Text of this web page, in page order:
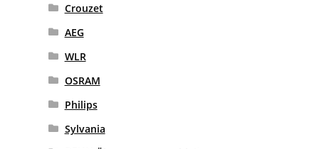
Crouzet
AEG
WLR
OSRAM
Philips
Sylvania